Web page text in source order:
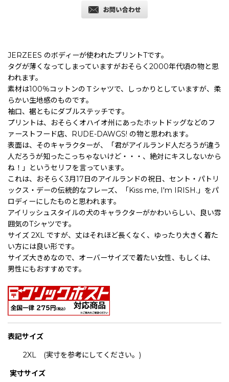
JERZEES のボディーが使われたプリントTです。
タグが薄くなってしまっていますがおそらく2000年代頃の物と思
われます。
素材は100％コットンのＴシャツで、しっかりとしていますが、柔
らかい生地感のものです。
袖口、裾ともにダブルステッチです。
プリントは、おそらくオハイオ州にあったホットドッグなどのフ
ァーストフード店、RUDE-DAWGS! の物と思われます。
表面は、そのキャラクターが、「君がアイルランド人だろうが違う
人だろうが知ったこっちゃないけど・・・、絶対にキスしないから
ね！」というセリフを言っています。
これは、おそらく3月17日のアイルランドの祝日、セント・パトリ
ックス・デーの伝統的なフレーズ、「Kiss me, I'm IRISH.」をパ
ロディーにしたものと思われます。
アイリッシュスタイルの犬のキャラクターがかわいらしい、良い雰
囲気のTシャツです。
サイズ 2XL ですが、丈はそれほど長くなく、ゆったり大きく着た
い方には良い形です。
サイズ大きめなので、オーバーサイズで着たい女性、もしくは、
男性にもおすすめです。
表記サイズ
2XL (実寸を参考にしてください。)
実寸サイズ